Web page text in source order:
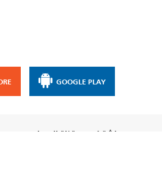
GOOGLE PLAY
إشترك مع قناة الإيمان